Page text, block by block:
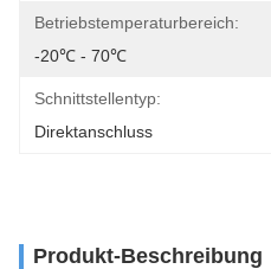
Betriebstemperaturbereich:
-20℃ - 70℃
Schnittstellentyp:
Direktanschluss
Produkt-Beschreibung